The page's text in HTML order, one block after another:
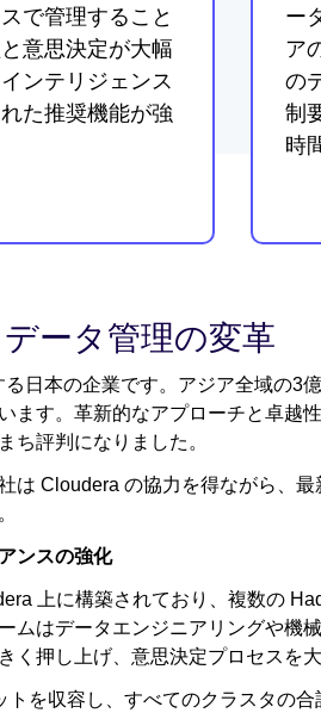
で管理すること
意思決定が大幅
ンテリジェンス
た推奨機能が強
ー
ア
の
制
時
ータ管理の変革
日本の企業です。アジア全域の3
ます。革新的なアプローチと卓越
ち評判になりました。
は Cloudera の協力を得ながら、
ンスの強化
上に構築されており、複数の
ムはデータエンジニアリングや機
く押し上げ、意思決定プロセスを
を収容し、すべてのクラスタの